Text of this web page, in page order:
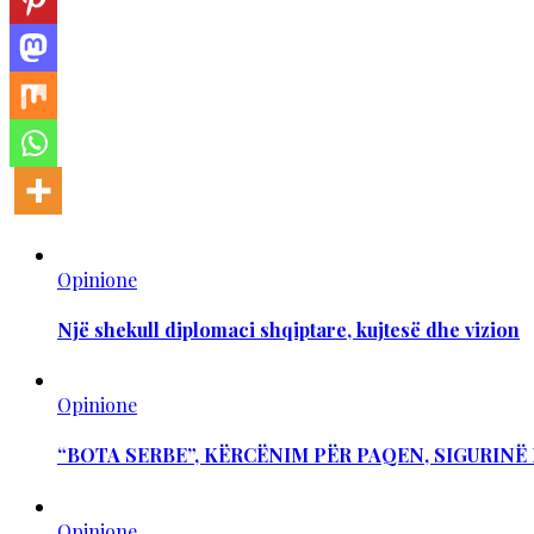
Opinione
Një shekull diplomaci shqiptare, kujtesë dhe vizion
Opinione
“BOTA SERBE”, KËRCËNIM PËR PAQEN,